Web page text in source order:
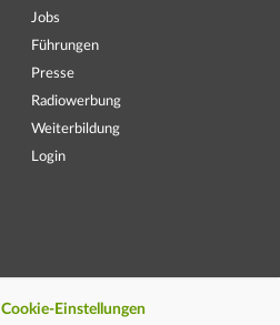
Jobs
Führungen
Presse
Radiowerbung
Weiterbildung
Login
Cookie-Einstellungen